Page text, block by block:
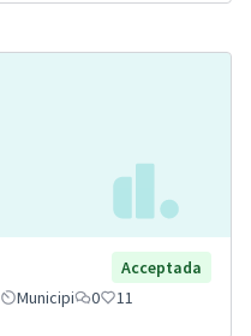
Acceptada
Municipi 0 11